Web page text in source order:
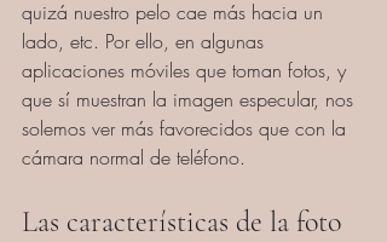
quizá nuestro pelo cae más hacia un
lado, etc. Por ello, en algunas
aplicaciones móviles que toman fotos, y
que sí muestran la imagen especular, nos
solemos ver más favorecidos que con la
cámara normal de teléfono.
Las características de la foto